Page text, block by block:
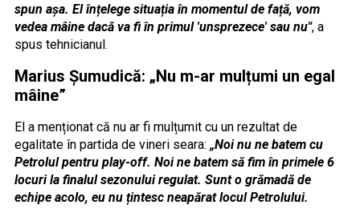
spun așa. El înțelege situația în momentul de față, vom
vedea mâine dacă va fi în primul 'unsprezece' sau nu", a
spus tehnicianul.
Marius Șumudică: „Nu m-ar mulțumi un egal
mâine”
El a menționat că nu ar fi mulțumit cu un rezultat de
egalitate în partida de vineri seara: „Noi nu ne batem cu
Petrolul pentru play-off. Noi ne batem să fim în primele 6
locuri la finalul sezonului regulat. Sunt o grămadă de
echipe acolo, eu nu țintesc neapărat locul Petrolului.